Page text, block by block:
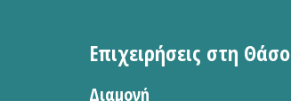
Επιχειρήσεις στη Θάσο
Διαμονή